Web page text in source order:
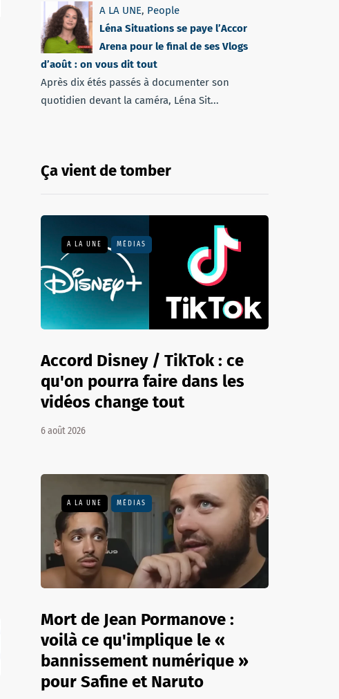
A LA UNE, People
Léna Situations se paye l’Accor
Arena pour le final de ses Vlogs
d’août : on vous dit tout
Après dix étés passés à documenter son
quotidien devant la caméra, Léna Sit...
Ça vient de tomber
A LA UNE MÉDIAS
Accord Disney / TikTok : ce
qu'on pourra faire dans les
vidéos change tout
6 août 2026
A LA UNE MÉDIAS
Mort de Jean Pormanove :
voilà ce qu'implique le «
bannissement numérique »
pour Safine et Naruto